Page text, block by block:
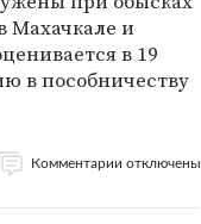
Махачкале и
в 19
в пособничеству
Комментарии отключены